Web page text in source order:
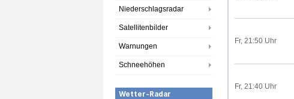
Niederschlagsradar
Satellitenbilder
Warnungen
Schneehöhen
Wetter-Radar
Fr, 21:50 Uhr
Fr, 21:40 Uhr